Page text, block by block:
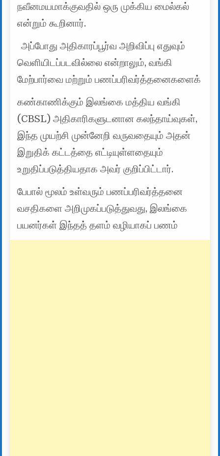
நவீனமயமாக்குவதில் ஒரு முக்கிய மைல்கல்
என்றும் கூறினார்.
அப்போது அதிகாரப்பூர்வ அறிவிப்பு எதுவும்
வெளியிடப்படவில்லை என்றாலும், வங்கி
மேற்பார்வை மற்றும் பணப்பரிவர்த்தனைகளைக்
கண்காணிக்கும் இலங்கை மத்திய வங்கி
(CBSL) அதிகாரிகளுடனான கலந்தாய்வுகள்,
இந்த முயற்சி முன்னேறி வருவதையும் அதன்
இறுதிக் கட்டத்தை எட்டியுள்ளதையும்
உறுதிப்படுத்தியதாக அவர் குறிப்பிட்டார்.
பேபால் மூலம் உள்வரும் பணப்பரிவர்த்தனை
வசதிகளை அறிமுகப்படுத்துவது, இலங்கை
பயனர்கள் இந்தத் தளம் வழியாகப் பணம்